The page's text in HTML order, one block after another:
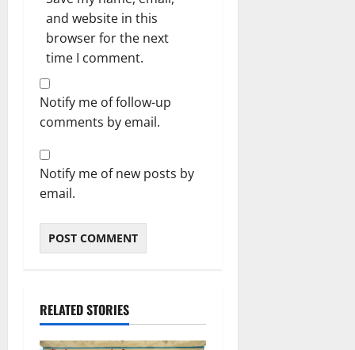
and website in this
browser for the next
time I comment.
Notify me of follow-up
comments by email.
Notify me of new posts by
email.
RELATED STORIES